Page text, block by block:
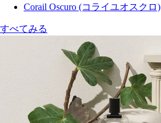
Corail Oscuro (コライユオスクロ)
すべてみる